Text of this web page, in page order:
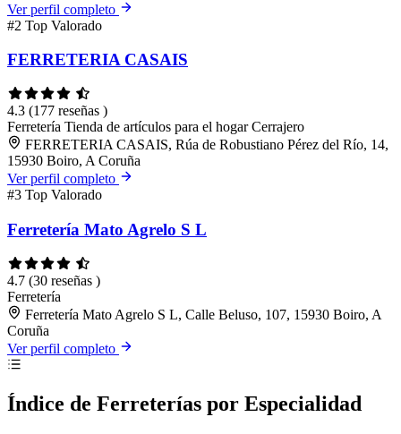
Ver perfil completo
#2 Top Valorado
FERRETERIA CASAIS
4.3 (177 reseñas )
Ferretería Tienda de artículos para el hogarCerrajero
FERRETERIA CASAIS, Rúa de Robustiano Pérez del Río, 14,
15930 Boiro, A Coruña
Ver perfil completo
#3 Top Valorado
Ferretería Mato Agrelo S L
4.7 (30 reseñas )
Ferretería
Ferretería Mato Agrelo S L, Calle Beluso, 107, 15930 Boiro, A
Coruña
Ver perfil completo
Índice de Ferreterías por Especialidad